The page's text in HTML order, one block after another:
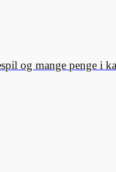
og mange penge i